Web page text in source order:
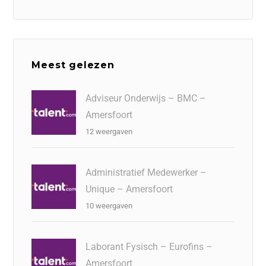
Meest gelezen
Adviseur Onderwijs – BMC –
Amersfoort
12 weergaven
Administratief Medewerker –
Unique – Amersfoort
10 weergaven
Laborant Fysisch – Eurofins –
Amersfoort